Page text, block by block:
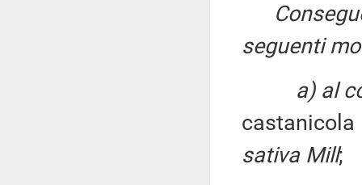
seguenti
a) al
castanicola
sativa Mill;